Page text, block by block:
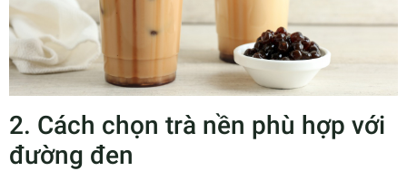
2. Cách chọn trà nền phù hợp với
đường đen